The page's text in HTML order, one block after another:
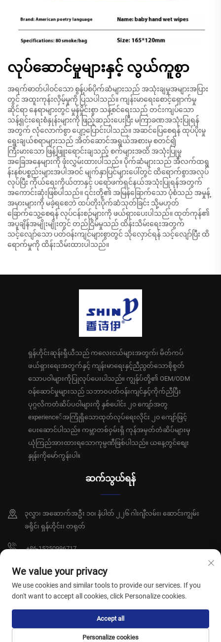
လုပ်ဆောင်မှုများနှင့် လွယ်ကူစွာ
အရက်ဓာတ်ပါဝင်သော စွန့်ပစ်ပိုက်ဆံများသည် အသုံးချမှုအများအပြား
တွင် အထူးကုန်းလှိမ့်မှုကို ပြသပါသည်။ ကျန်းမာရေးစောင့်ရှောက်မှု
ဆိုင်ရာ နေရာများတွင် မှုန်မှိုင်းစွာ သန့်စင်ရေးသည် တင်းကျပ်သော
သန့်ရှင်းရေးစံနှုန်းများကို ဖြည့်ဆည်းပေးပြီး မကြာခဏအသုံးပြုရန်
အတွက် လုံလောက်စွာ ပျော့ပြောင်းပါသည်။ အဆင်ပြေစေရန် ထုပ်ပိုးမှု
ရွေးချယ်စရာများသည် အိတ်ဆောင်အရွယ်အစားမှ စတင်၍
ကြီးမားသော ဖြန့်ဖြူးရောင်းချသည့် စက်များအထိ အသုံးပြုမှု
အခြေအနေများကို ဖုံးလွှမ်းထားပါသည်။ ပိုက်ဆံများသည် အီလက်ထရွ
န်းနစ်ပစ္စည်းများအပါအဝင် မျက်နှာပြင်များပေါ်တွင် ထိရောက်စွာအလုပ်
လုပ်ပြီး ကိုယ်ရေးကိုယ်တာနှင့် ပရော်ဖက်ရှင်နယ်အသုံးပြုရန်အတွက်
အကောင်းဆုံးဖြစ်ပါသည်။ ၎င်းတို့၏ အမြန်ခြောက်သော ပုံစံသည် အမှုန့်
အမှားများကို မခဲ့ရစေဘဲ ထပ်တိုးပိုက်ဆံသုတ်ခြင်း သို့မဟုတ်
ခြောက်သွေ့စေရန် လုပ်ငန်းစဉ်များကို ဖယ်ရှားပေးပါသည်။ ထုတ်ကုန်၏
အပူချိန်အမျိုးမျိုးတွင် တည်ငြိမ်မှုသည် ထိန်းသိမ်းရေးအတွက်
သင့်လျော်သော ပတ်ဝန်းကျင်များစွာတွင် သိုလှောင်ရန် သင့်လျော်ပြီး ထိ
ရောက်မှုကို ထိန်းသိမ်းထားပါသည်။
ရှန်ဟိုင်းဆုန်းရှီယီသည် ကလေးငယ်များအတွက်၊ မိတ်ကပ်
ဖယ်ရှားရေးအတွက်နှင့် ကျန်းမာရေးနှင့်ညီညွတ်သောစိုစွတ်
သောပဝါများကိုပြုလုပ်ပေးပါသည်။ ကျွန်ုပ်တို့၏ OEM/ODM
ဝန်ဆောင်မှုများသည် သဘာဝပတ်ဝန်းကျင်နှင့်ကိုက်ညီပြီး
ပုဂ္ဂလိကတံဆိပ်ပဝါများကို နှစ်ပေါင်း ၂၀ ကျော်အတွ
experience်အကြုံရှိသောထုတ်လုပ်ရေးလိုင်း ၂၀ ကျော်ဖြင့်
ပေးဆောင်ပါသည်။ ကမ္ဘာတစ်ဝှမ်းရှိ ကုန်အမှတ်တံဆိပ်များမှ
ယုံကြည်အားထားရသောကုမ္ပဏီဖြစ်ပါသည်။ ယနေ့တွင်စျေး
နှုန်းကိုမော်ကွန်းပါ။
ဆက်သွယ်ရန်
၃လွှာ၊ အဆောက်အဦး ၁၀၊ နံပါတ် ၂၂၆ ဂါးဂျီလမ်း၊ ဆောင်းကျွမ်း
ခရိုင်၊ ရှန်ဟိုင်း၊ တရုတ်
+86-15250996717
[email protected]
မူပိုင်ခွင့် © ရှန်ဟိုင်း ဆွန်းရှီယီ ကျန်းမာရေးထုတ်ကုန်များကုမ္ပဏီလီမိတက်၊ မူပိုင်ခွင့်
များ ကုန်ဆုံးပါသည်။ လုံခြုံရေးမူဝါဒ
We value your privacy
We use cookies and similar tools to provide our services. If you
don't want to accept all cookies, click Personalize cookies.
Personalize cookies
Accept all